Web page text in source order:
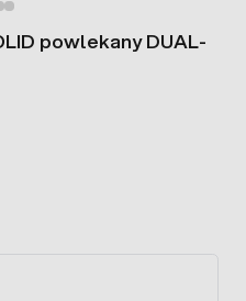
powlekany DUAL-